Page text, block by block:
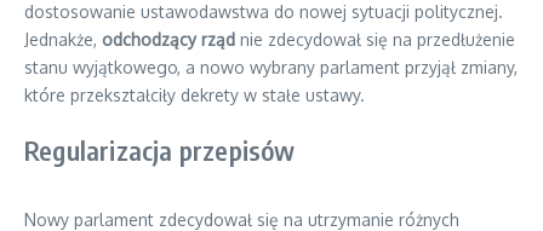
dostosowanie ustawodawstwa do nowej sytuacji politycznej.
Jednakże, odchodzący rząd nie zdecydował się na przedłużenie
stanu wyjątkowego, a nowo wybrany parlament przyjął zmiany,
które przekształciły dekrety w stałe ustawy.
Regularizacja przepisów
Nowy parlament zdecydował się na utrzymanie różnych